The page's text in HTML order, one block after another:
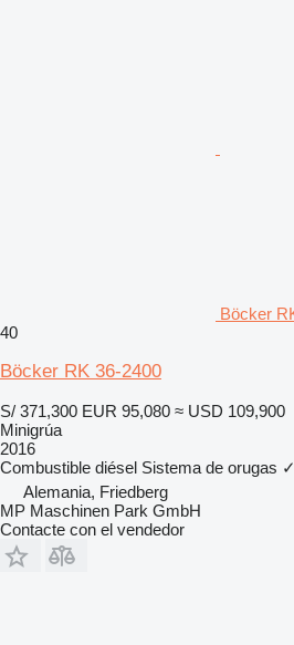
Böcker
40
Böcker RK 36-2400
S/ 371,300 EUR 95,080 ≈ USD 109,900
Minigrúa
2016
Combustible diésel Sistema de orugas ✓
Alemania, Friedberg
MP Maschinen Park GmbH
Contacte con el vendedor